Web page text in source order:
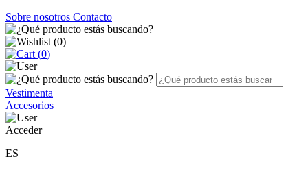
Sobre nosotros Contacto
(0)
(0)
Vestimenta
Accesorios
Acceder
ES